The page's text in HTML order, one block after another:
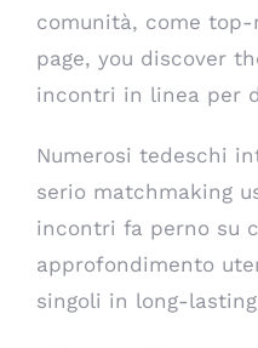
comunità, come
page, you discover
incontri in linea per
Numerosi tedeschi
serio matchmaking
incontri fa perno su
approfondimento
singoli in long-